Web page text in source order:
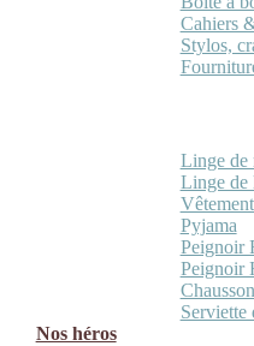
Cahiers
Stylos,
Linge de
Linge de
Pyjama
Peignoir
Peignoir
Serviette
Nos héros